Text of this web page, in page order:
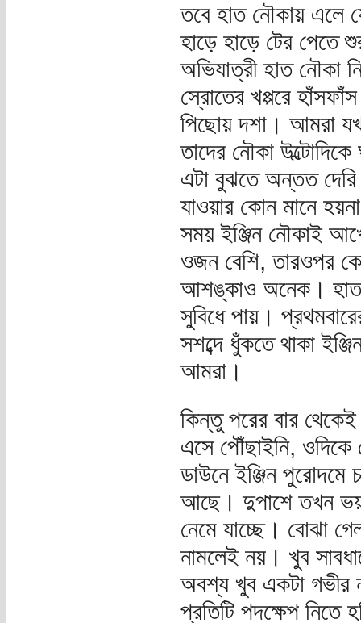
তবে হাত নৌকায় এলে
হাড়ে হাড়ে টের
অভিযাত্রী হাত নৌকা
স্রোতের খপ্পরে
পিছোয় দশা। আমরা
তাদের নৌকা
এটা বুঝতে অন্তত দেরি
যাওয়ার কোন মানে
সময় ইঞ্জিন নৌকাই
ওজন বেশি, তারওপর
আশঙ্কাও অনেক। হাত
সুবিধে পায়।
সশব্দে ধুঁকতে থাকা
আমরা।
কিন্তু পরের বার
এসে পৌঁছাইনি, ওদিকে
ডাউনে ইঞ্জিন পুরোদমে
আছে। দুপাশে তখন
নেমে যাচ্ছে। বোঝা
নামলেই নয়। খুব
অবশ্য খুব একটা গভীর
প্রতিটি পদক্ষেপ নিতে